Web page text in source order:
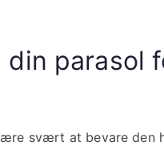
parasol
svært at bevare den